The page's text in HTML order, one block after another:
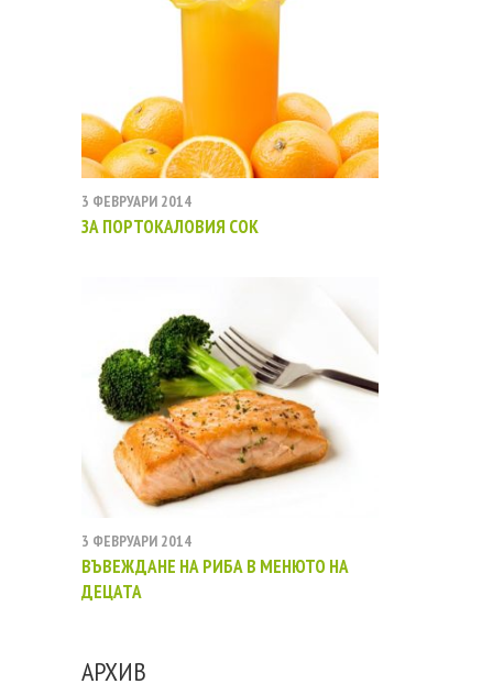
3 ФЕВРУАРИ 2014
ЗА ПОРТОКАЛОВИЯ СОК
3 ФЕВРУАРИ 2014
ВЪВЕЖДАНЕ НА РИБА В МЕНЮТО НА
ДЕЦАТА
АРХИВ